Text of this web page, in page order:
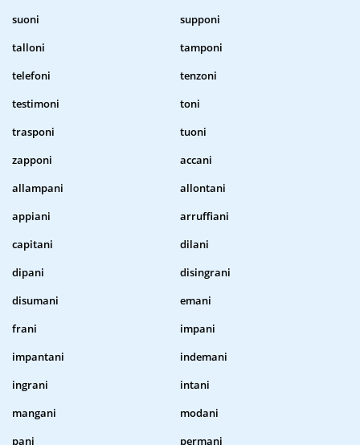
suoni
supponi
talloni
tamponi
telefoni
tenzoni
testimoni
toni
trasponi
tuoni
zapponi
accani
allampani
allontani
appiani
arruffiani
capitani
dilani
dipani
disingrani
disumani
emani
frani
impani
impantani
indemani
ingrani
intani
mangani
modani
pani
permani